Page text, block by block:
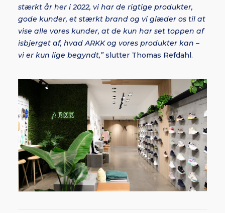
stærkt år her i 2022, vi har de rigtige produkter,
gode kunder, et stærkt brand og vi glæder os til at
vise alle vores kunder, at de kun har set toppen af
isbjerget af, hvad ARKK og vores produkter kan –
vi er kun lige begyndt,”slutter Thomas Refdahl.